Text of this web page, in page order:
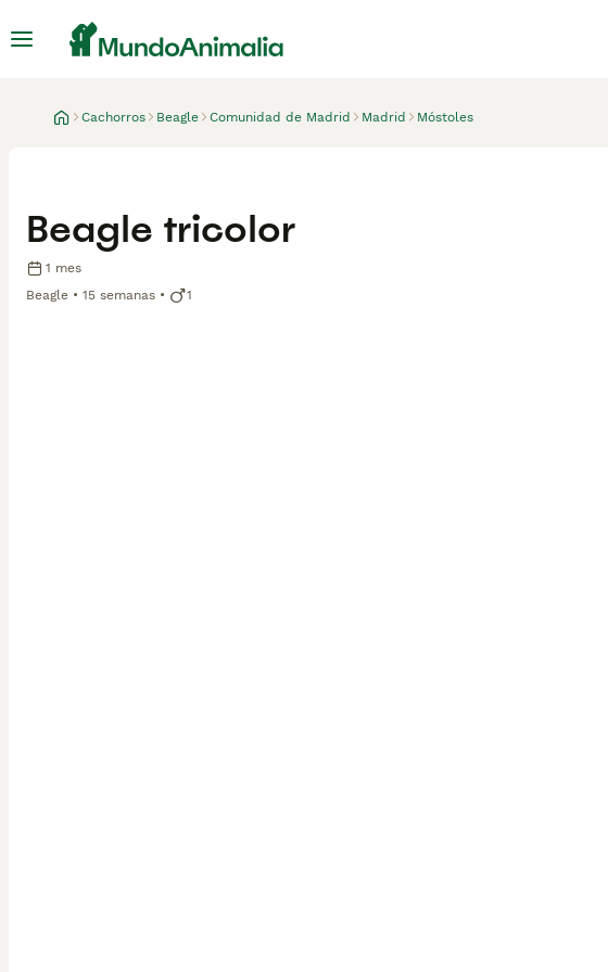
Cachorros Beagle Comunidad de Madrid Madrid Móstoles
Beagle tricolor
1 mes
Beagle
15 semanas 1